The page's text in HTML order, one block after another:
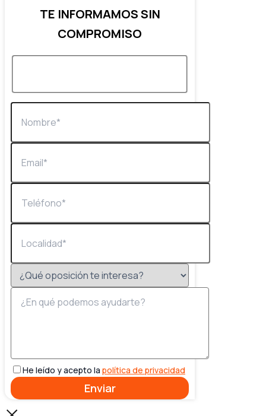
TE INFORMAMOS SIN
COMPROMISO
He leído y acepto la política de privacidad